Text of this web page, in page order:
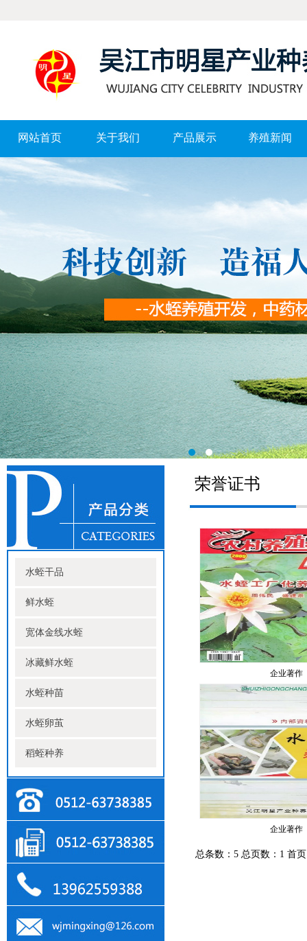
网站首页 关于我们 产品展示 养殖新闻
水蛭干品
鲜水蛭
宽体金线水蛭
冰藏鲜水蛭
水蛭种苗
水蛭卵茧
稻蛭种养
荣誉证书
企业著作
企业著作
总条数：5 总页数：1 首